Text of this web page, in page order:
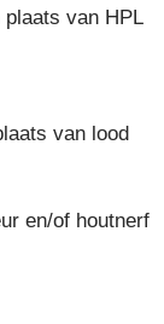
van HPL
van lood
en/of houtnerf